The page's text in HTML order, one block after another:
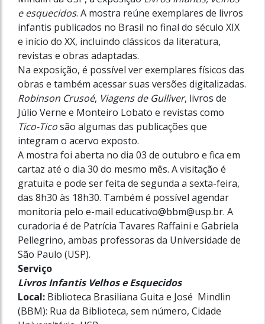
e esquecidos. A mostra reúne exemplares de livros
infantis publicados no Brasil no final do século XIX
e início do XX, incluindo clássicos da literatura,
revistas e obras adaptadas.
Na exposição, é possível ver exemplares físicos das
obras e também acessar suas versões digitalizadas.
Robinson Crusoé, Viagens de Gulliver, livros de
Júlio Verne e Monteiro Lobato e revistas como
Tico-Ticosão algumas das publicações que
integram o acervo exposto.
A mostra foi aberta no dia 03 de outubro e fica em
cartaz até o dia 30 do mesmo mês. A visitação é
gratuita e pode ser feita de segunda a sexta-feira,
das 8h30 às 18h30. Também é possível agendar
monitoria pelo e-mail educativo@bbm@usp.br. A
curadoria é de Patrícia Tavares Raffaini e Gabriela
Pellegrino, ambas professoras da Universidade de
São Paulo (USP).
Serviço
Livros Infantis Velhos e Esquecidos
Local: Biblioteca Brasiliana Guita e José Mindlin
(BBM): Rua da Biblioteca, sem número, Cidade